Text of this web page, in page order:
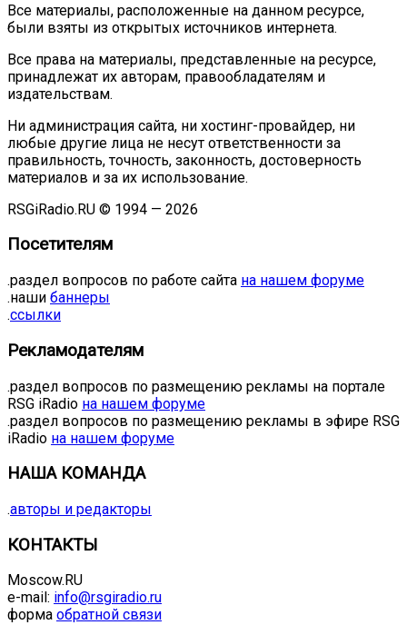
Все материалы, расположенные на данном ресурсе,
были взяты из открытых источников интернета.
Все права на материалы, представленные на ресурсе,
принадлежат их авторам, правообладателям и
издательствам.
Ни администрация сайта, ни хостинг-провайдер, ни
любые другие лица не несут ответственности за
правильность, точность, законность, достоверность
материалов и за их использование.
RSGiRadio.RU © 1994 — 2026
Посетителям
.раздел вопросов по работе сайта на нашем форуме
.наши баннеры
.ссылки
Рекламодателям
.раздел вопросов по размещению рекламы на портале
RSG iRadio на нашем форуме
.раздел вопросов по размещению рекламы в эфире RSG
iRadio на нашем форуме
НАША КОМАНДА
.авторы и редакторы
КОНТАКТЫ
Moscow.RU
e-mail: info@rsgiradio.ru
форма обратной связи